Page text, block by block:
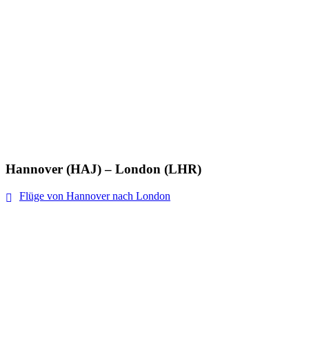
Hannover (HAJ) – London (LHR)
Flüge von Hannover nach London